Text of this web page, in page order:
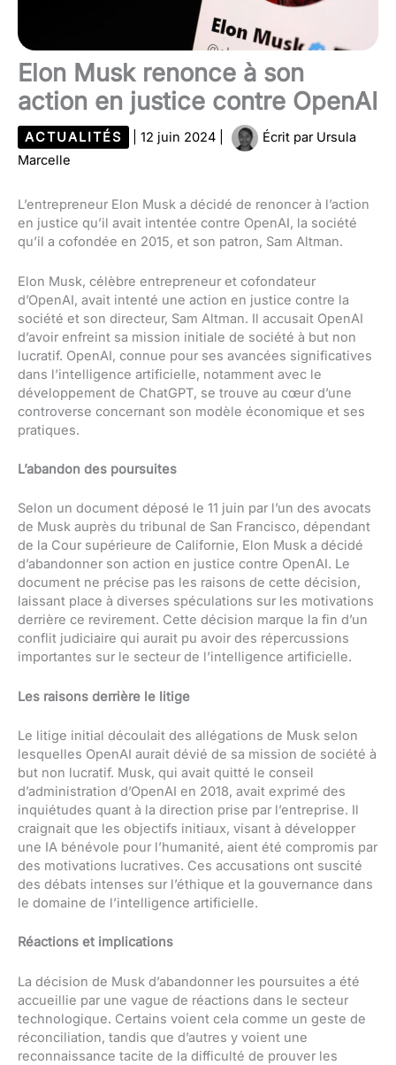
Elon Musk renonce à son
action en justice contre OpenAI
ACTUALITÉS 12 juin 2024 Écrit par Ursula
Marcelle
L’entrepreneur Elon Musk a décidé de renoncer à l’action
en justice qu’il avait intentée contre OpenAI, la société
qu’il a cofondée en 2015, et son patron, Sam Altman.
Elon Musk, célèbre entrepreneur et cofondateur
d’OpenAI, avait intenté une action en justice contre la
société et son directeur, Sam Altman. Il accusait OpenAI
d’avoir enfreint sa mission initiale de société à but non
lucratif. OpenAI, connue pour ses avancées significatives
dans l’intelligence artificielle, notamment avec le
développement de ChatGPT, se trouve au cœur d’une
controverse concernant son modèle économique et ses
pratiques.
L’abandon des poursuites
Selon un document déposé le 11 juin par l’un des avocats
de Musk auprès du tribunal de San Francisco, dépendant
de la Cour supérieure de Californie, Elon Musk a décidé
d’abandonner son action en justice contre OpenAI. Le
document ne précise pas les raisons de cette décision,
laissant place à diverses spéculations sur les motivations
derrière ce revirement. Cette décision marque la fin d’un
conflit judiciaire qui aurait pu avoir des répercussions
importantes sur le secteur de l’intelligence artificielle.
Les raisons derrière le litige
Le litige initial découlait des allégations de Musk selon
lesquelles OpenAI aurait dévié de sa mission de société à
but non lucratif. Musk, qui avait quitté le conseil
d’administration d’OpenAI en 2018, avait exprimé des
inquiétudes quant à la direction prise par l’entreprise. Il
craignait que les objectifs initiaux, visant à développer
une IA bénévole pour l’humanité, aient été compromis par
des motivations lucratives. Ces accusations ont suscité
des débats intenses sur l’éthique et la gouvernance dans
le domaine de l’intelligence artificielle.
Réactions et implications
La décision de Musk d’abandonner les poursuites a été
accueillie par une vague de réactions dans le secteur
technologique. Certains voient cela comme un geste de
réconciliation, tandis que d’autres y voient une
reconnaissance tacite de la difficulté de prouver les